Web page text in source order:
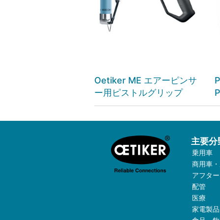
Oetiker ME エアーピンサ
ー用ピストルグリップ
主要分
乗用車
商用車
アフタ
配管
医療
家電製品